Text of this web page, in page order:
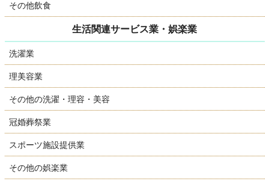
その他飲食
生活関連サービス業・娯楽業
洗濯業
理美容業
その他の洗濯・理容・美容
冠婚葬祭業
スポーツ施設提供業
その他の娯楽業